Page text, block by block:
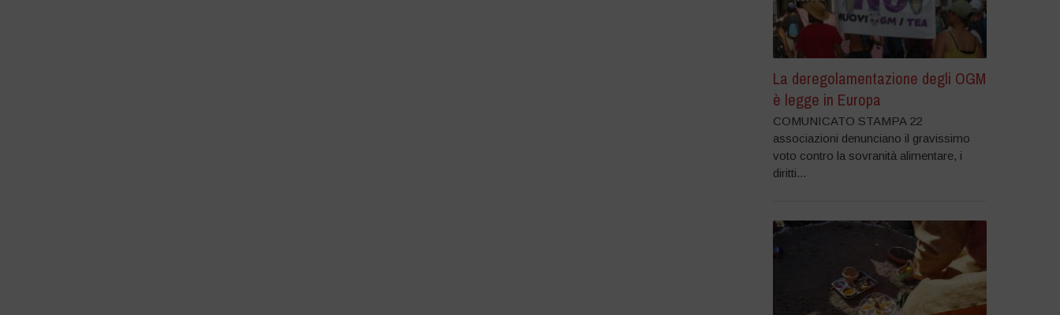
La deregolamentazione degli OGM
è legge in Europa
COMUNICATO STAMPA 22
associazioni denunciano il gravissimo
voto contro la sovranità alimentare, i
diritti...